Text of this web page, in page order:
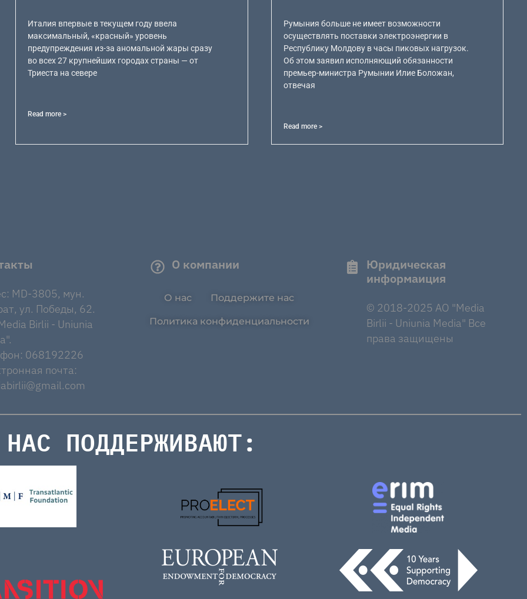
Италия впервые в текущем году ввела
максимальный, «красный» уровень
предупреждения из-за аномальной жары сразу
во всех 27 крупнейших городах страны — от
Триеста на севере
Read more >
Румыния больше не имеет возможности
осуществлять поставки электроэнергии в
Республику Молдову в часы пиковых нагрузок.
Об этом заявил исполняющий обязанности
премьер-министра Румынии Илие Боложан,
отвечая
Read more >
MD-3805, мун.
ул. Победы, 62.
Birlii - Uniunia
068192226
почта:
О компании
О нас Поддержите нас
Политика конфиденциальности
Юридическая
информаиция
© 2018-2025 AO "Media
Birlii - Uniunia Media" Все
права защищены
НАС ПОДДЕРЖИВАЮТ: